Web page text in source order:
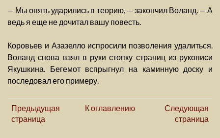
— Мы опять ударились в теорию, — закончил Воланд. — А
ведь я еще не дочитал вашу повесть.
Коровьев и Азазелло испросили позволения удалиться.
Воланд снова взял в руки стопку страниц из рукописи
Якушкина. Бегемот вспрыгнул на каминную доску и
последовал его примеру.
Предыдущая
страница
К оглавлению
Следующая
страница